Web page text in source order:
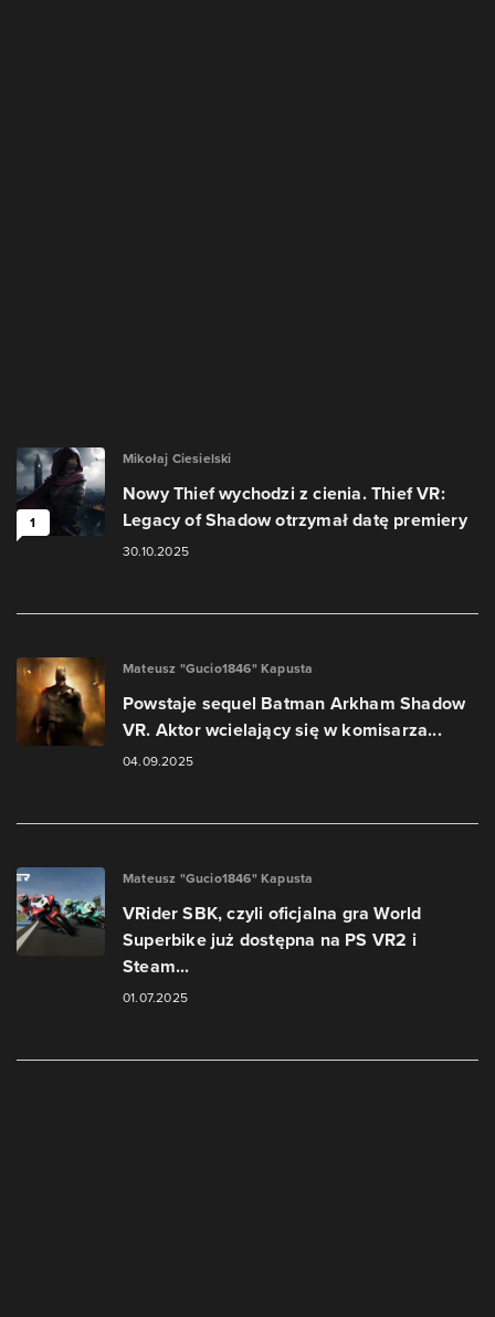
1
Mikołaj Ciesielski
Nowy Thief wychodzi z cienia. Thief VR:
Legacy of Shadow otrzymał datę premiery
30.10.2025
Mateusz "Gucio1846" Kapusta
Powstaje sequel Batman Arkham Shadow
VR. Aktor wcielający się w komisarza...
04.09.2025
Mateusz "Gucio1846" Kapusta
VRider SBK, czyli oficjalna gra World
Superbike już dostępna na PS VR2 i
Steam...
01.07.2025